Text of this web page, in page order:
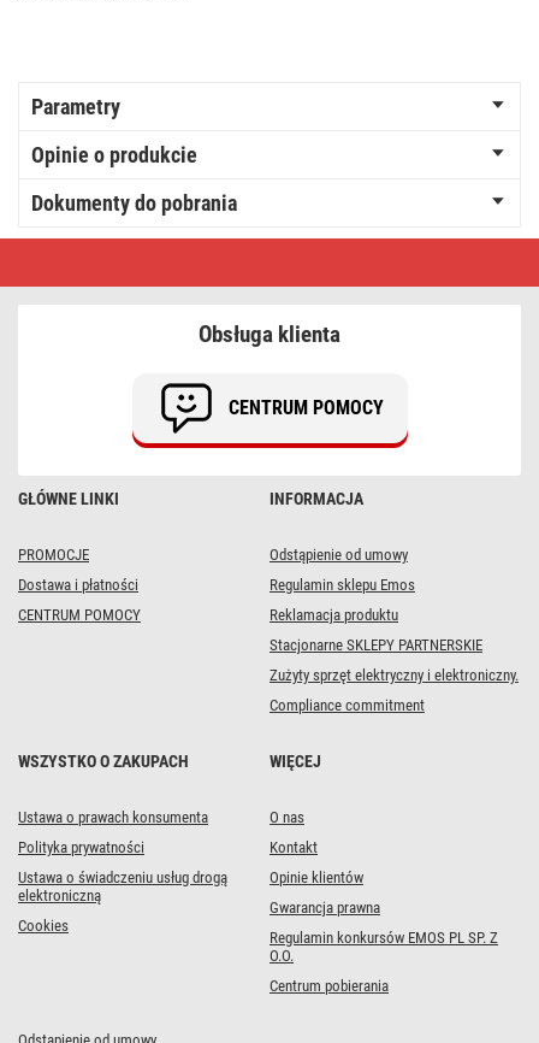
Parametry
Opinie o produkcie
Dokumenty do pobrania
Filament
GŁÓWNE LINKI
PROMOCJE
Dostawa i płatności
CENTRUM POMOCY
INFORMACJA
Odstąpienie od umowy
Regulamin sklepu Emos
Reklamacja produktu
Stacjonarne SKLEPY PARTNERSKIE
Zużyty sprzęt elektryczny i elektroniczny.
Compliance commitment
WSZYSTKO O ZAKUPACH
Ustawa o prawach konsumenta
Polityka prywatności
Ustawa o świadczeniu usług drogą
elektroniczną
Cookies
WIĘCEJ
O nas
Kontakt
Opinie klientów
Gwarancja prawna
Regulamin konkursów EMOS PL SP. Z
O.O.
Centrum pobierania
Obsługa klienta
CENTRUM POMOCY